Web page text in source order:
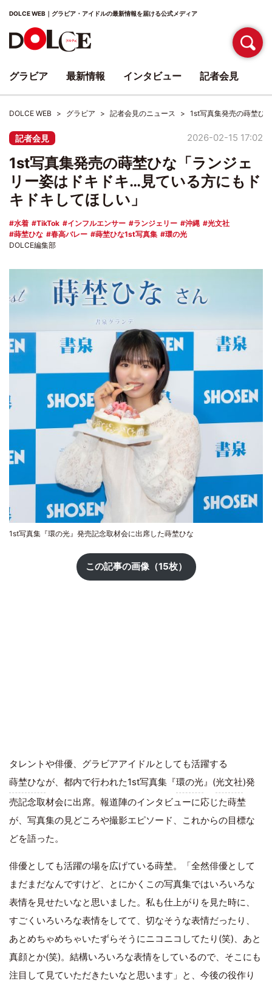
DOLCE WEB｜グラビア・アイドルの最新情報を届ける公式メディア
DOLCE WEB グラビア 記者会見のニュース 1st写真集発売の蒔埜ひ
記者会見 2026-02-15 17:02
1st写真集発売の蒔埜ひな「ランジェ
リー姿はドキドキ…見ている方にもド
キドキしてほしい」
水着 TikTok インフルエンサー ランジェリー 沖縄
光文社
蒔埜ひな
春高バレー 蒔埜ひな1st写真集
環の光
DOLCE編集部
1st写真集『環の光』発売記念取材会に出席した蒔埜ひな
この記事の画像（15枚）
タレントや俳優、グラビアアイドルとしても活躍する
蒔埜ひなが、都内で行われた1st写真集『環の光』(光文社)発
売記念取材会に出席。報道陣のインタビューに応じた蒔埜
が、写真集の見どころや撮影エピソード、これからの目標な
どを語った。
俳優としても活躍の場を広げている蒔埜。「全然俳優として
まだまだなんですけど、とにかくこの写真集ではいろいろな
表情を見せたいなと思いました。私も仕上がりを見た時に、
すごくいろいろな表情をしてて、切なそうな表情だったり、
あとめちゃめちゃいたずらそうにニコニコしてたり(笑)、あと
真顔とか(笑)。結構いろいろな表情をしているので、そこにも
注目して見ていただきたいなと思います」と、今後の役作り
グラビア 最新情報 インタビュー 記者会見